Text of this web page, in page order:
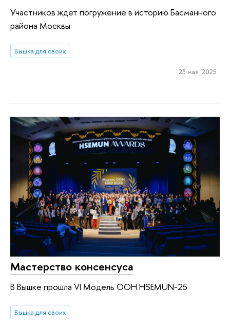
Участников ждет погружение в историю Басманного
района Москвы
Вышка для своих
23 мая 2025
Мастерство консенсуса
В Вышке прошла VI Модель ООН HSEMUN-25
Вышка для своих